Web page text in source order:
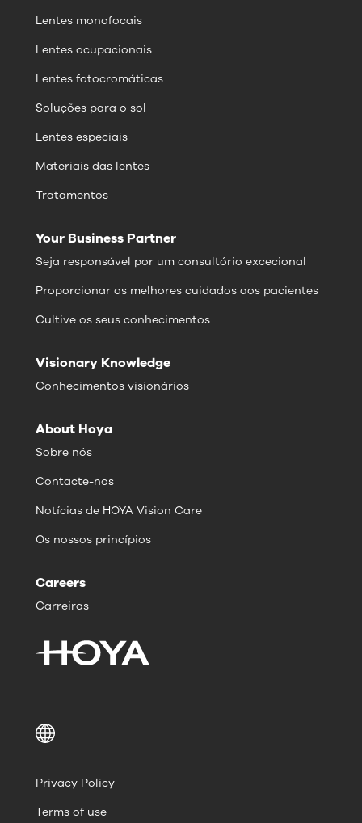
Lentes monofocais
Lentes ocupacionais
Lentes fotocromáticas
Soluções para o sol
Lentes especiais
Materiais das lentes
Tratamentos
Your Business Partner
Seja responsável por um consultório excecional
Proporcionar os melhores cuidados aos pacientes
Cultive os seus conhecimentos
Visionary Knowledge
Conhecimentos visionários
About Hoya
Sobre nós
Contacte-nos
Notícias de HOYA Vision Care
Os nossos princípios
Careers
Carreiras
Privacy Policy
Terms of use